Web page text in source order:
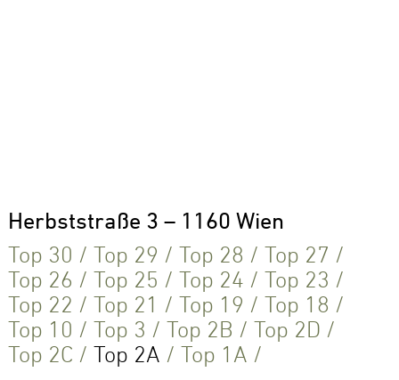
Herbststraße 3 – 1160 Wien
Top 30 / Top 29 / Top 28 / Top 27 /
Top 26 / Top 25 / Top 24 / Top 23 /
Top 22 / Top 21 / Top 19 / Top 18 /
Top 10 / Top 3 / Top 2B / Top 2D /
Top 2C / Top 2A / Top 1A /